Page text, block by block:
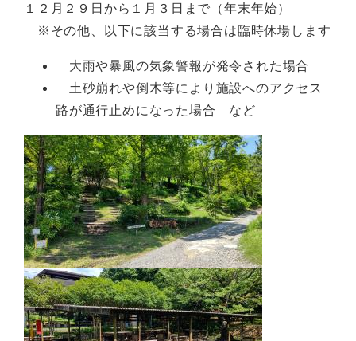
１２月２９日から１月３日まで（年末年始）
※その他、以下に該当する場合は臨時休場します
大雨や暴風の気象警報が発令された場合
土砂崩れや倒木等により施設へのアクセス
路が通行止めになった場合 など